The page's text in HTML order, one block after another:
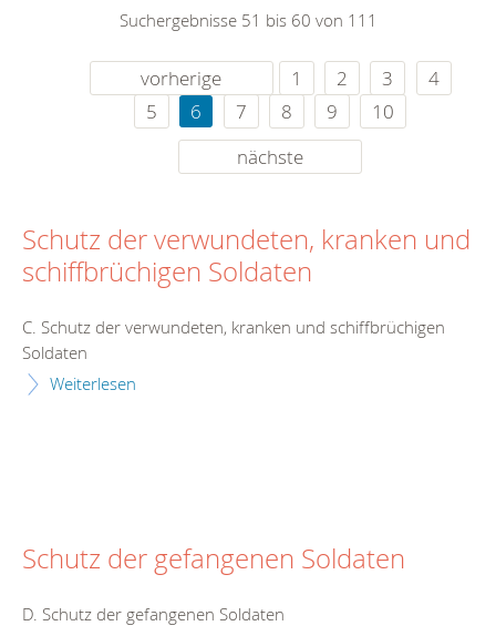
Suchergebnisse 51 bis 60 von 111
vorherige 1 2 3
4
5
6 7 8 9
10
nächste
Schutz der verwundeten, kranken und
schiffbrüchigen Soldaten
C. Schutz der verwundeten, kranken und schiffbrüchigen
Soldaten
Weiterlesen
Schutz der gefangenen Soldaten
D. Schutz der gefangenen Soldaten